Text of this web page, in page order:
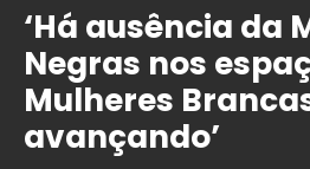
‘Há ausência da
Negras nos
Mulheres
avançando’